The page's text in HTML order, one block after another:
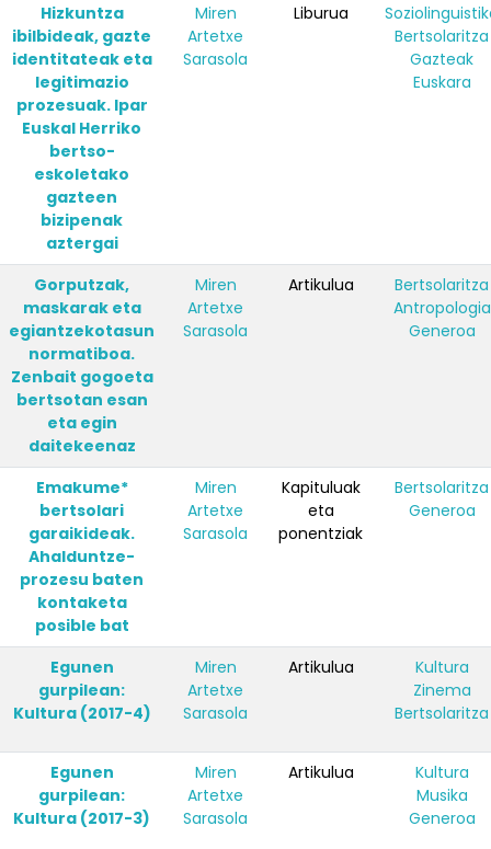
Hizkuntza
ibilbideak, gazte
identitateak eta
legitimazio
prozesuak. Ipar
Euskal Herriko
bertso-
eskoletako
gazteen
bizipenak
aztergai
Miren
Artetxe
Sarasola
Liburua
Bertsolaritza
Gazteak
Euskara
Gorputzak,
maskarak eta
egiantzekotasun
normatiboa.
Zenbait gogoeta
bertsotan esan
eta egin
daitekeenaz
Miren
Artetxe
Sarasola
Artikulua
Bertsolaritza
Antropologia
Generoa
Emakume*
bertsolari
garaikideak.
Ahalduntze-
prozesu baten
kontaketa
posible bat
Miren
Artetxe
Sarasola
Kapituluak
eta
ponentziak
Bertsolaritza
Generoa
Egunen
gurpilean:
Kultura (2017-4)
Miren
Artetxe
Sarasola
Artikulua
Kultura
Zinema
Bertsolaritza
Egunen
gurpilean:
Kultura (2017-3)
Miren
Artetxe
Sarasola
Artikulua
Kultura
Musika
Generoa